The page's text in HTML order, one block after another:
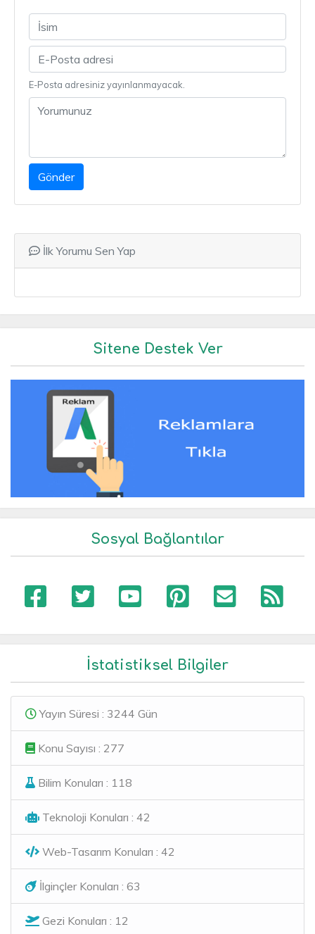
E-Posta adresiniz yayınlanmayacak.
Gönder
İlk Yorumu Sen Yap
Sitene Destek Ver
Sosyal Bağlantılar
İstatistiksel Bilgiler
Yayın Süresi : 3244 Gün
Konu Sayısı : 277
Bilim Konuları : 118
Teknoloji Konuları : 42
Web-Tasarım Konuları : 42
İlginçler Konuları : 63
Gezi Konuları : 12